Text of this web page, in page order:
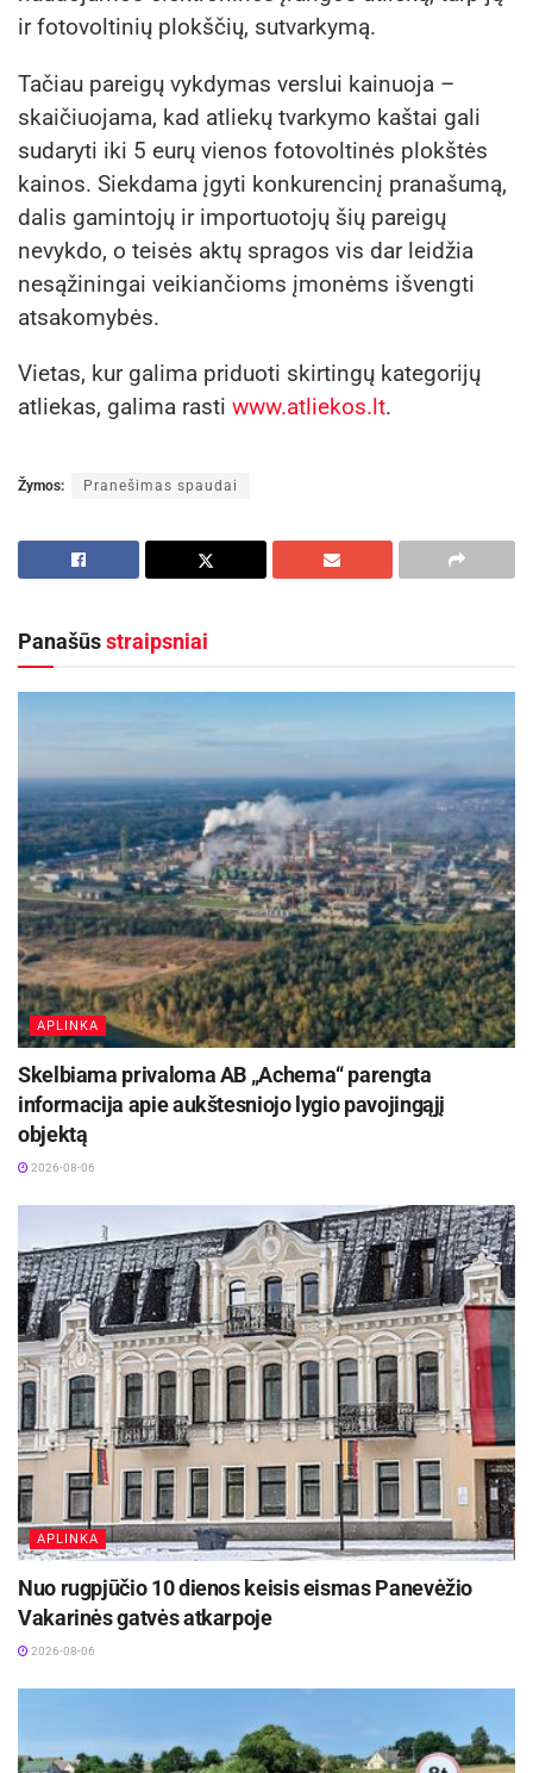
ir fotovoltinių plokščių, sutvarkymą.
Tačiau pareigų vykdymas verslui kainuoja –
skaičiuojama, kad atliekų tvarkymo kaštai gali
sudaryti iki 5 eurų vienos fotovoltinės plokštės
kainos. Siekdama įgyti konkurencinį pranašumą,
dalis gamintojų ir importuotojų šių pareigų
nevykdo, o teisės aktų spragos vis dar leidžia
nesąžiningai veikiančioms įmonėms išvengti
atsakomybės.
Vietas, kur galima priduoti skirtingų kategorijų
atliekas, galima rasti www.atliekos.lt.
Žymos: Pranešimas spaudai
Panašūsstraipsniai
APLINKA
Skelbiama privaloma AB „Achema“ parengta
informacija apie aukštesniojo lygio pavojingąjį
objektą
2026-08-06
APLINKA
Nuo rugpjūčio 10 dienos keisis eismas Panevėžio
Vakarinės gatvės atkarpoje
2026-08-06